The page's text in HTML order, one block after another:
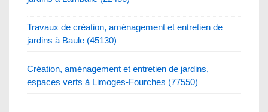
Travaux de création, aménagement et entretien de
jardins à Baule (45130)
Création, aménagement et entretien de jardins,
espaces verts à Limoges-Fourches (77550)